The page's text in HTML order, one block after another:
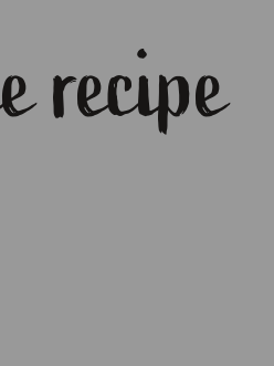
recipe